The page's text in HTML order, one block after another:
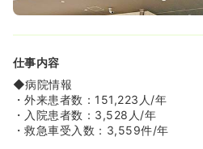
◆また、幼稚園が終わってから
もらうといった、二重保育を利用
います！
保育師さんのシフトを作るなど、
す。
◆育休産休の実績が毎年のように
育園を利用しております！
◆家庭状況に合わせて、日勤のみ
固定など、柔軟に相談が可能！
仕事内容
◆病院情報
・外来患者数：151,223人/年
・入院患者数：3,528人/年
・救急車受入数：3,559件/年